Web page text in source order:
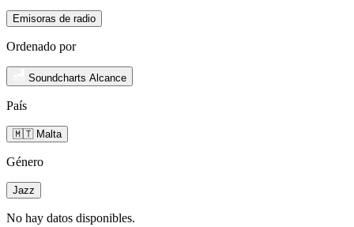
Emisoras de radio
Ordenado por
Soundcharts Alcance
País
🇲🇹 Malta
Género
Jazz
No hay datos disponibles.